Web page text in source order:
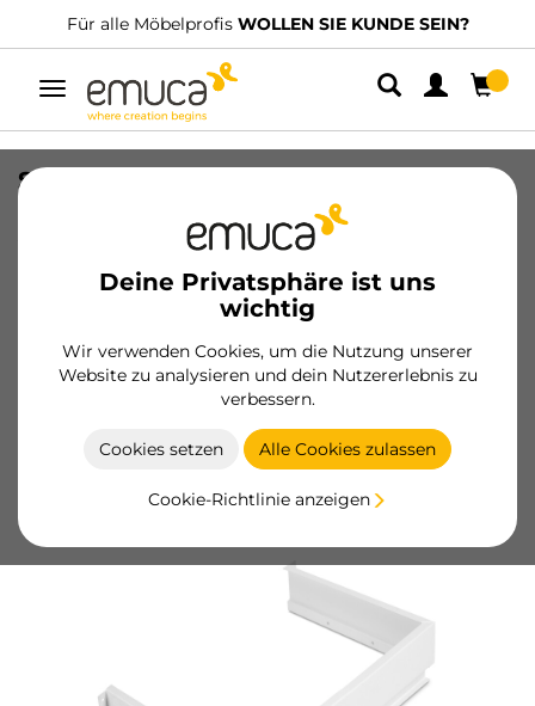
Für alle Möbelprofis WOLLEN SIE KUNDE SEIN?
Umschaltbare
Navigation
Deine Privatsphäre ist uns
wichtig
Wir verwenden Cookies, um die Nutzung unserer
Website zu analysieren und dein Nutzererlebnis zu
verbessern.
Cookies setzen Alle Cookies zulassen
Cookie-Richtlinie anzeigen
Siphonblende aus Metall für
Untertischschublade aus Stahl,
Aussparung 350mm, Stahl, Weiß
8432393310862
Werden Sie Kunde
Produktblatt